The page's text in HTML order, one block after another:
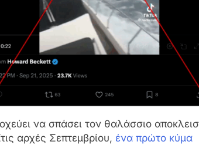
να σπάσει τον θαλάσσιο
αρχές Σεπτεμβρίου, ένα πρώτο κύμα